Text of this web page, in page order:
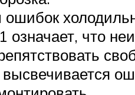
означает, что